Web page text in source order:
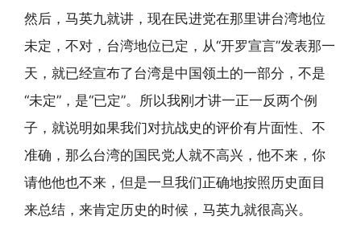
然后，马英九就讲，现在民进党在那里讲台湾地位
未定，不对，台湾地位已定，从“开罗宣言”发表那一
天，就已经宣布了台湾是中国领土的一部分，不是
“未定”，是“已定”。所以我刚才讲一正一反两个例
子，就说明如果我们对抗战史的评价有片面性、不
准确，那么台湾的国民党人就不高兴，他不来，你
请他他也不来，但是一旦我们正确地按照历史面目
来总结，来肯定历史的时候，马英九就很高兴。